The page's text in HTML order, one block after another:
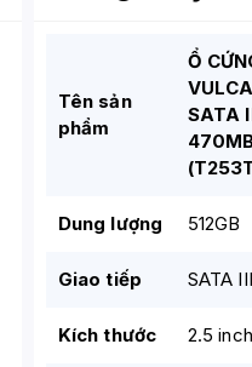
Tên sản
phẩm
Ổ
SATA
Dung lượng 512GB
Giao tiếp SATA
Kích thước 2.5 inch